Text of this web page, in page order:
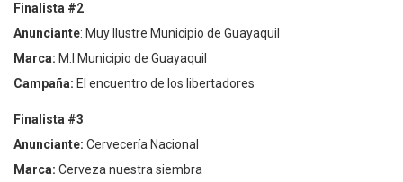
Finalista #2
Anunciante: Muy Ilustre Municipio de Guayaquil
Marca: M.I Municipio de Guayaquil
Campaña: El encuentro de los libertadores
Finalista #3
Anunciante: Cervecería Nacional
Marca: Cerveza nuestra siembra